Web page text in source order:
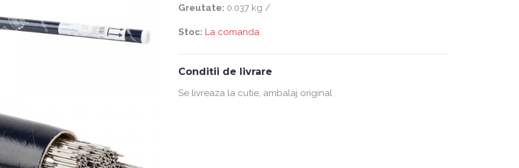
Greutate: 0.037 kg /
Stoc: La comanda
Conditii de livrare
Se livreaza la cutie, ambalaj original